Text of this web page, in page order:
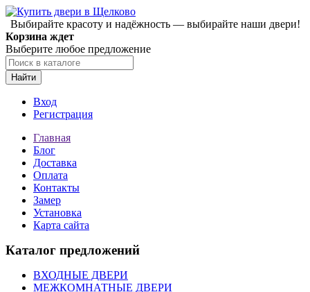
Выбирайте красоту и надёжность — выбирайте наши двери!
Корзина ждет
Выберите любое предложение
Найти
Вход
Регистрация
Главная
Блог
Доставка
Оплата
Контакты
Замер
Установка
Карта сайта
Каталог предложений
ВХОДНЫЕ ДВЕРИ
МЕЖКОМНАТНЫЕ ДВЕРИ